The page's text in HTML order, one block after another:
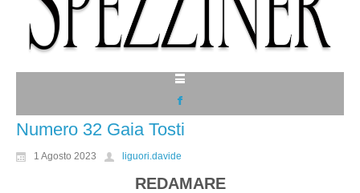
Numero 32 Gaia Tosti
1 Agosto 2023 liguori.davide
REDAMARE